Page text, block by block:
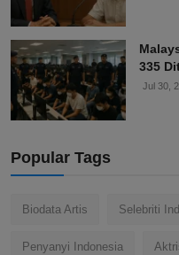
335
Jul 30,
Popular Tags
Biodata Artis Selebriti
Penyanyi Indonesia